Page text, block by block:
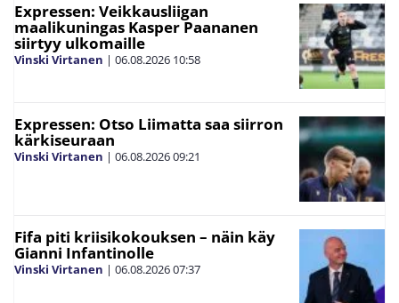
Expressen: Veikkausliigan
maalikuningas Kasper Paananen
siirtyy ulkomaille
Vinski Virtanen | 06.08.2026 10:58
Expressen: Otso Liimatta saa siirron
kärkiseuraan
Vinski Virtanen | 06.08.202609:21
Fifa piti kriisikokouksen – näin käy
Gianni Infantinolle
Vinski Virtanen | 06.08.202607:37